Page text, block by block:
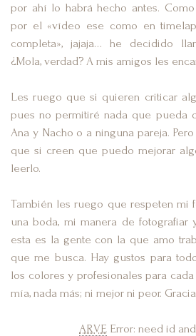
por ahí lo habrá hecho antes.
por el «vídeo ese como en
completa», jajaja… he decidido
¿Mola, verdad? A mis amigos les
Les ruego que si quieren criticar
pues no permitiré nada que pueda
Ana y Nacho o a ninguna pareja.
que si creen que puedo mejorar
leerlo.
También les ruego que respeten mi
una boda, mi manera de fotografiar
esta es la gente con la que amo
que me busca. Hay gustos para
los colores y profesionales para
mía, nada más; ni mejor ni peor.
ARVE Error: need id